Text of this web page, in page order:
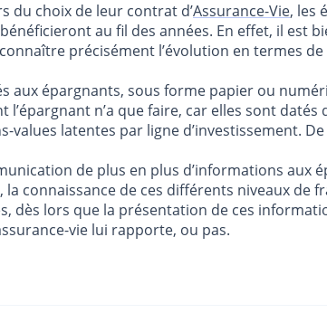
du choix de leur contrat d’Assurance-Vie, les
au fil des années. En effet, il est
précisément l’évolution en termes
aux épargnants, sous forme papier ou
n’a que faire, car elles sont datés
latentes par ligne d’investissement.
de plus en plus d’informations aux
connaissance de ces différents niveaux de
dès lors que la présentation de ces
vie lui rapporte, ou pas.